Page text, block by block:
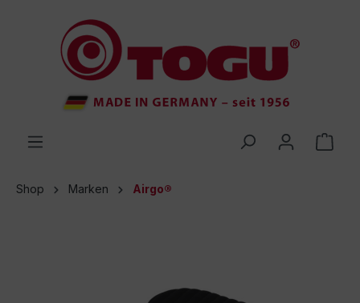
springen
Shop Marken Airgo®